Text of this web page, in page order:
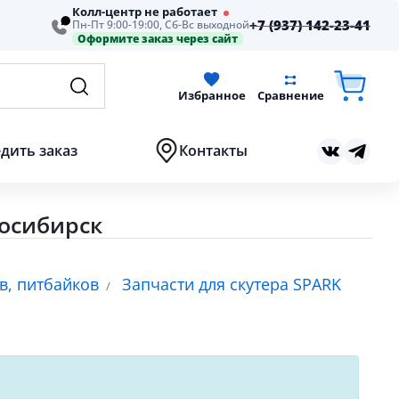
Колл-центр не работает
Пн-Пт 9:00-19:00, Сб-Вс выходной
Оформите заказ через сайт
+7 (937) 142-23-41
Избранное Сравнение
заказ Контакты
питбайков
Запчасти для скутера SPARK